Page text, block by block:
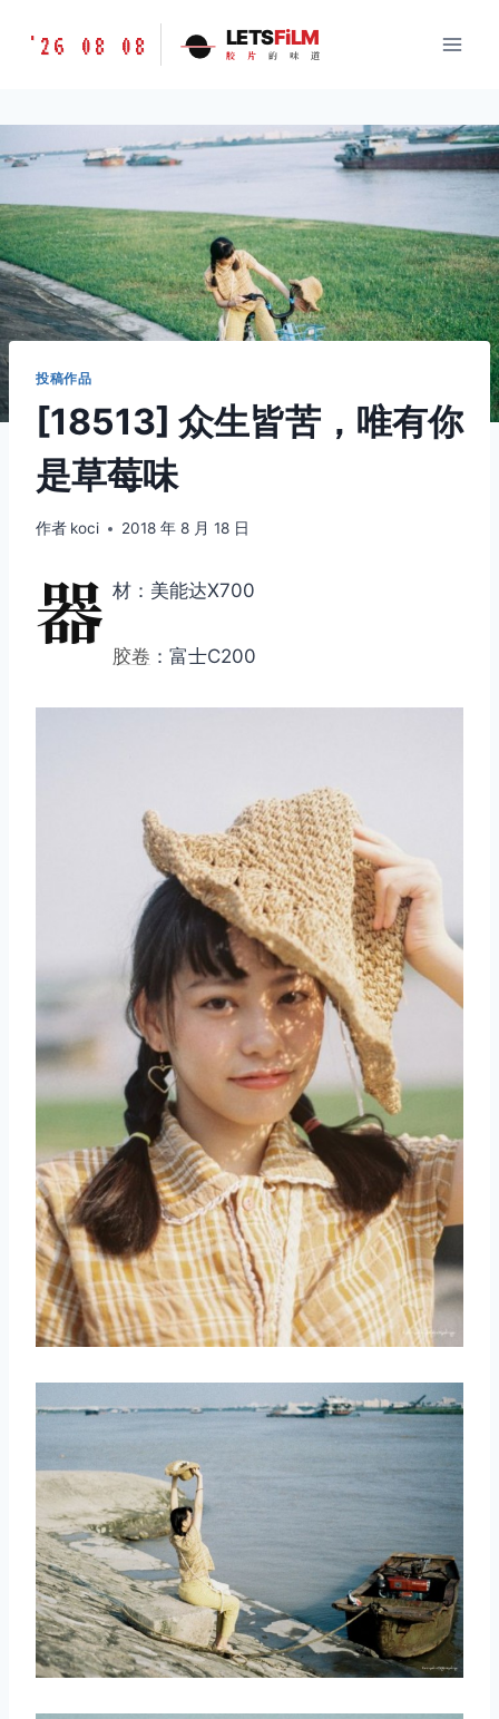
胶
味
道
'26 08 08 LETSFiLM
胶 片 的 味 道
投稿作品
[18513] 众生皆苦，唯有你
是草莓味
作者 koci 2018 年 8 月 18 日
器 材：美能达X700
胶卷 ：富士C200